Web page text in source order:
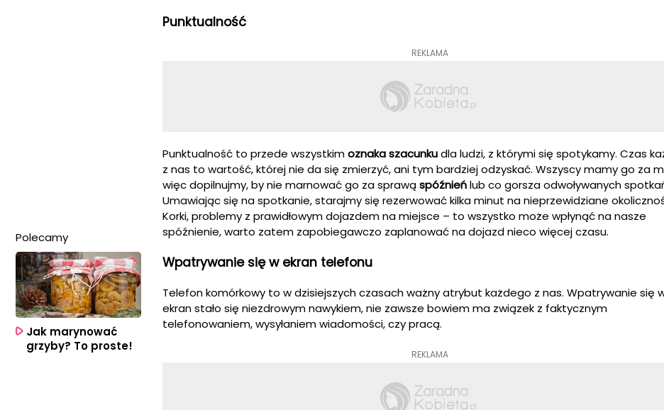
Punktualność
REKLAMA
Punktualność to przede wszystkimoznakaszacunkudla ludzi, z którymi się spotykamy. Czas
z nas to wartość, której nie da się zmierzyć, ani tym bardziej odzyskać. Wszyscy mamy go za
więc dopilnujmy, by nie marnować go za sprawąspóźnieńlub co gorsza odwoływanych
Umawiając się na spotkanie, starajmy się rezerwować kilka minut na nieprzewidziane
Korki, problemy z prawidłowym dojazdem na miejsce – to wszystko może wpłynąć na nasze
spóźnienie, warto zatem zapobiegawczo zaplanować na dojazd nieco więcej czasu.
Wpatrywanie się w ekran telefonu
Telefon komórkowy to w dzisiejszych czasach ważny atrybut każdego z nas. Wpatrywanie się
ekran stało się niezdrowym nawykiem, nie zawsze bowiem ma związek z faktycznym
telefonowaniem, wysyłaniem wiadomości, czy pracą.
REKLAMA
Polecamy
Jak marynować
grzyby? To proste!